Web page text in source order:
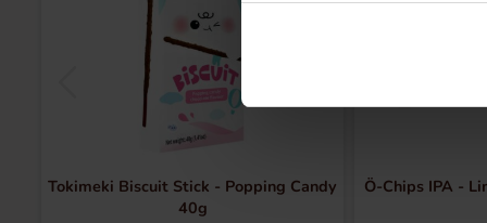
Tokimeki Biscuit Stick - Popping Candy
40g
Ö-Chips IPA -